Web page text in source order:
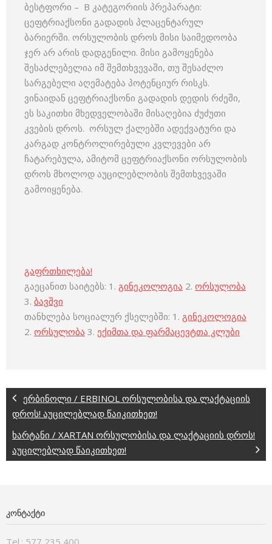
ბესტფორი – B კატეგორიის პრეპარატი:
ცეფტრიაქსონი გადადის პლაცენტარულ
ბარიერში. ორსულობის დროს მისი საიმედოობა
ჯერ არ არის დადგენილი. მისი გამოყენება
შესაძლებელია იმ შემთხვევაში, თუ შესაძლო
სარგებელი აღემატება პოტენციურ რისკს.
ვინაიდან ცეფტრიაქსონი გადადის დედის რძეში,
ეს საკითხი მხედველობაში მისაღებია ძუძუთი
კვების დროს. ორსულ ქალებში ადექვატური და
კარგად კონტროლირებული კვლევები არ
ჩატარებულა, ამიტომ ცეფტრიაქსონი ორსულობის
დროს მხოლოდ აუცილებლობის შემთხვევაში
გამოიყენება.
გაფრთხილება!
გაეცანით საიტებს: 1. გინეკოლოგია 2. ორსულობა
3. ბავშვი
თანხლება სოციალურ ქსელებში: 1. გინეკოლოგია
2. ორსულობა 3. ექიმთა და ფარმაცევტთა კლუბი
ერბინოლი / ERBINOL ორსულობისა და ლაქტაციის
დროს! აუცილებლად წაიკითხეთ!
ხარტანი / XARTAN ორსულობისა და ლაქტაციის დროს!
აუცილებლად წაიკითხეთ!
ᲙᲝᲜᲢᲐᲥᲢᲘ
Tel.: 577 235 400